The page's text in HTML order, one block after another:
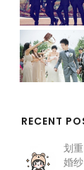
RECENT
划
婚